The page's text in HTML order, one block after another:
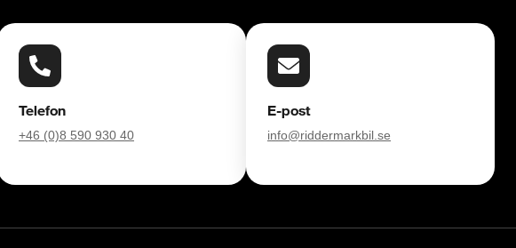
RIDDERMARK BIL TRYGGHETSPAKET:
Skydda din bil med vårt trygghetspaket. Välj mellan 12-60 månaders garanti och
komplettera med extra hjuluppsättningar till bra priser. Gör ditt bilköp tryggt och
enkelt hos oss.
Med korta lagertider försvinner våra bilar snabbt! Ring oss idag för att reservera din
försäkring från Folksam.
Telefon
+46 (0)8 590 930 40
E-post
info@riddermarkbil.se